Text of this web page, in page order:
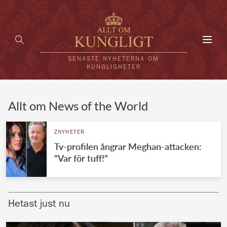
SENASTE NYHETERNA OM
KUNGLIGHETER
UTLÄNDSKT
VÄRLDENS KUNGAHUS
Brittiska kungahuset
Allt om News of the World
ZNYHETER
Tv-profilen ångrar Meghan-attacken:
"Var för tuff!"
Hetast just nu